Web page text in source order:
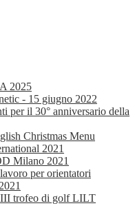
2025
- 15 giugno 2022
per il 30° anniversario della
Christmas Menu
2021
Milano 2021
per orientatori
trofeo di golf LILT